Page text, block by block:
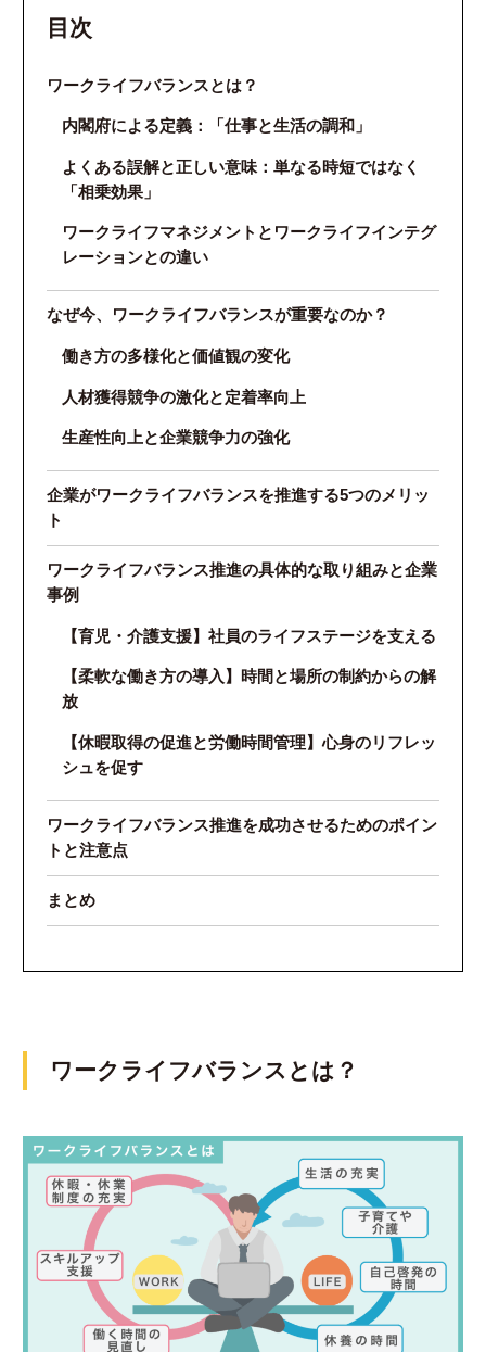
目次
ワークライフバランスとは？
内閣府による定義：「仕事と生活の調和」
よくある誤解と正しい意味：単なる時短ではなく
「相乗効果」
ワークライフマネジメントとワークライフインテグ
レーションとの違い
なぜ今、ワークライフバランスが重要なのか？
働き方の多様化と価値観の変化
人材獲得競争の激化と定着率向上
生産性向上と企業競争力の強化
企業がワークライフバランスを推進する5つのメリッ
ト
ワークライフバランス推進の具体的な取り組みと企業
事例
【育児・介護支援】社員のライフステージを支える
【柔軟な働き方の導入】時間と場所の制約からの解
放
【休暇取得の促進と労働時間管理】心身のリフレッ
シュを促す
ワークライフバランス推進を成功させるためのポイン
トと注意点
まとめ
ワークライフバランスとは？